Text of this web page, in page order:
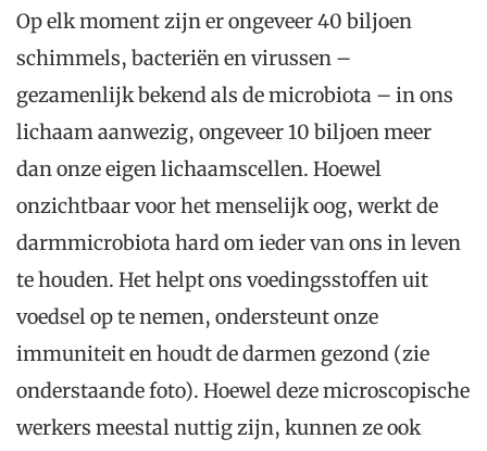
Op elk moment zijn er ongeveer 40 biljoen
schimmels, bacteriën en virussen –
gezamenlijk bekend als de microbiota – in ons
lichaam aanwezig, ongeveer 10 biljoen meer
dan onze eigen lichaamscellen. Hoewel
onzichtbaar voor het menselijk oog, werkt de
darmmicrobiota hard om ieder van ons in leven
te houden. Het helpt ons voedingsstoffen uit
voedsel op te nemen, ondersteunt onze
immuniteit en houdt de darmen gezond (zie
onderstaande foto). Hoewel deze microscopische
werkers meestal nuttig zijn, kunnen ze ook